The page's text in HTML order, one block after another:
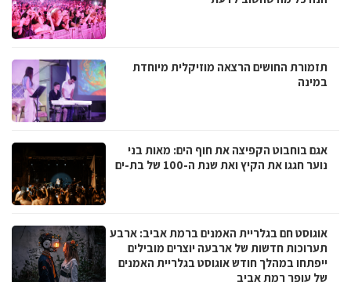
תזמורת החושים הרצאה מוזיקלית מיוחדת
במינה
אגם בוחבוט הקפיצה את חוף הים: מאות בני
נוער חגגו את הקיץ ואת שנת ה-100 של בת-ים
אוגוסט חם בגלריית האמנים ברמת אביב: ארבע
תערוכות חדשות של ארבעה יוצרים מובילים
ייפתחו במהלך חודש אוגוסט בגלריית האמנים
של עופר רמת אביב